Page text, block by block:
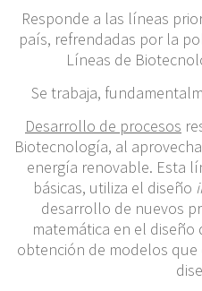
Responde a las líneas
país, refrendadas por la
Líneas de
Se trabaja,
Desarrollo de procesos
Biotecnología, al
energía renovable. Esta
básicas, utiliza el diseño
desarrollo de nuevos
matemática en el
obtención de modelos